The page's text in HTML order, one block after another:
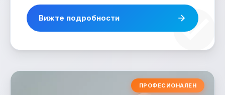
Вижте подробности
ПРОФЕСИОНАЛЕН